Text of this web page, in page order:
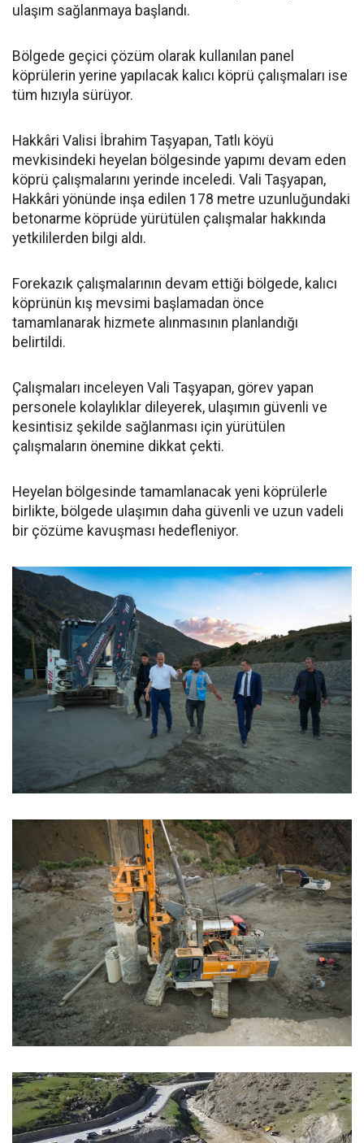
ulaşım sağlanmaya başlandı.
Bölgede geçici çözüm olarak kullanılan panel
köprülerin yerine yapılacak kalıcı köprü çalışmaları ise
tüm hızıyla sürüyor.
Hakkâri Valisi İbrahim Taşyapan, Tatlı köyü
mevkisindeki heyelan bölgesinde yapımı devam eden
köprü çalışmalarını yerinde inceledi. Vali Taşyapan,
Hakkâri yönünde inşa edilen 178 metre uzunluğundaki
betonarme köprüde yürütülen çalışmalar hakkında
yetkililerden bilgi aldı.
Forekazık çalışmalarının devam ettiği bölgede, kalıcı
köprünün kış mevsimi başlamadan önce
tamamlanarak hizmete alınmasının planlandığı
belirtildi.
Çalışmaları inceleyen Vali Taşyapan, görev yapan
personele kolaylıklar dileyerek, ulaşımın güvenli ve
kesintisiz şekilde sağlanması için yürütülen
çalışmaların önemine dikkat çekti.
Heyelan bölgesinde tamamlanacak yeni köprülerle
birlikte, bölgede ulaşımın daha güvenli ve uzun vadeli
bir çözüme kavuşması hedefleniyor.